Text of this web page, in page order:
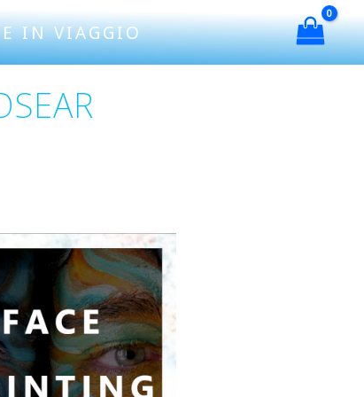
IN VIAGGIO